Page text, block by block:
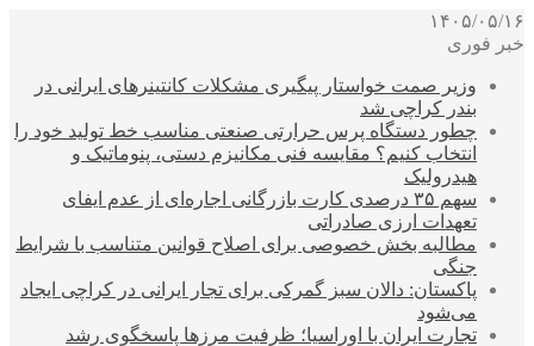
۱۴۰۵/۰۵/۱۶
خبر فوری
وزیر صمت خواستار پیگیری مشکلات کانتینرهای ایرانی در
بندر کراچی شد
چطور دستگاه پرس حرارتی صنعتی مناسب خط تولید خود را
انتخاب کنیم؟ مقایسه فنی مکانیزم دستی، پنوماتیک و
هیدرولیک
سهم ۳۵ درصدی کارت بازرگانی اجاره‌ای از عدم ایفای
تعهدات ارزی صادراتی
مطالبه بخش خصوصی برای اصلاح قوانین متناسب با شرایط
جنگی
پاکستان: دالان سبز گمرکی برای تجار ایرانی در کراچی ایجاد
می‌شود
تجارت ایران با اوراسیا؛ ظرفیت مرزها پاسخگوی رشد